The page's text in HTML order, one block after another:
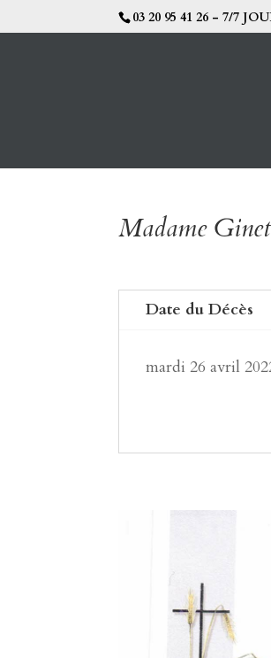
03 20 95 41 26 - 7/7
Madame
Date du Décès
mardi 26 avril